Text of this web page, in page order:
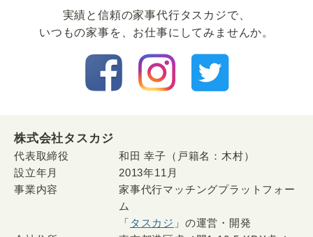
実績と信頼の家事代⾏タスカジで、
いつもの家事を、お仕事にしてみませんか。
株式会社タスカジ
代表取締役
和田 幸子（戸籍名：木村）
設立年月
2013年11月
事業内容
家事代行マッチングプラットフォー
ム
「 タスカジ 」の運営・開発